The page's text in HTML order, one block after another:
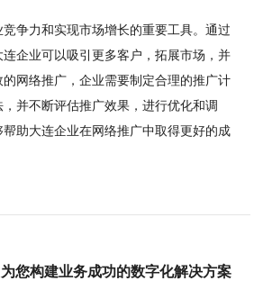
争力和实现市场增长的重要工具。通过
企业可以吸引更多客户，拓展市场，并
网络推广，企业需要制定合理的推广计
并不断评估推广效果，进行优化和调
助大连企业在网络推广中取得更好的成
您构建业务成功的数字化解决方案